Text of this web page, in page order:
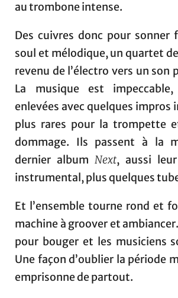
au trombone intense.
Des cuivres donc pour sonner
soul et mélodique, un quartet
revenu de l’électro vers un son
La musique est
enlevées avec quelques impros
plus rares pour la trompette
dommage. Ils passent à la
dernier albumNext, aussi
instrumental, plus quelques
Et l’ensemble tourne rond et
machine à groover et
pour bouger et les musiciens
Une façon d’oublier la période
emprisonne de partout.